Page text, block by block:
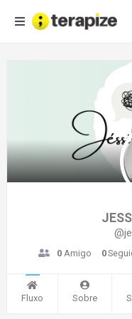
0 Amigo 0
Fluxo Sobre